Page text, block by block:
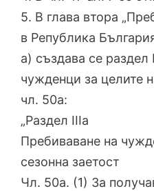
5. В глава втора
в Република
а) създава се раздел
чужденци за целите
чл. 50а:
„Раздел ІІІа
Пребиваване на
сезонна заетост
Чл. 50а. (1) За